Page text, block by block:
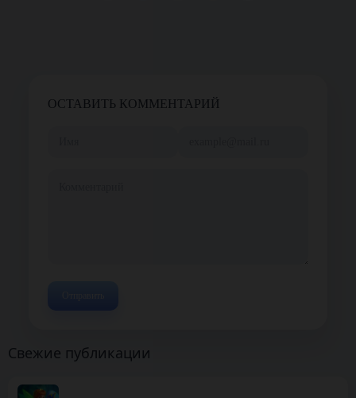
ОСТАВИТЬ КОММЕНТАРИЙ
Свежие публикации